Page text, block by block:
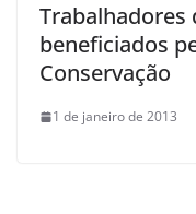
Trabalhadores
beneficiados
Conservação
1 de janeiro de 2013